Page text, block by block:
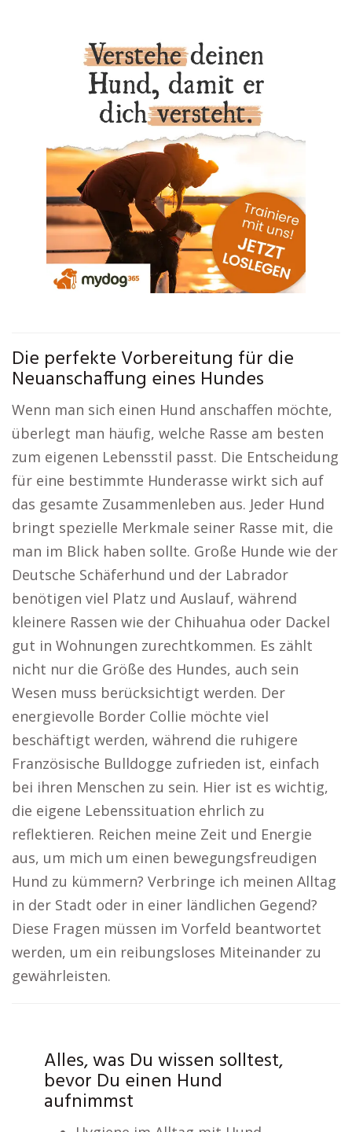
Die perfekte Vorbereitung für die
Neuanschaffung eines Hundes
Wenn man sich einen Hund anschaffen möchte,
überlegt man häufig, welche Rasse am besten
zum eigenen Lebensstil passt. Die Entscheidung
für eine bestimmte Hunderasse wirkt sich auf
das gesamte Zusammenleben aus. Jeder Hund
bringt spezielle Merkmale seiner Rasse mit, die
man im Blick haben sollte. Große Hunde wie der
Deutsche Schäferhund und der Labrador
benötigen viel Platz und Auslauf, während
kleinere Rassen wie der Chihuahua oder Dackel
gut in Wohnungen zurechtkommen. Es zählt
nicht nur die Größe des Hundes, auch sein
Wesen muss berücksichtigt werden. Der
energievolle Border Collie möchte viel
beschäftigt werden, während die ruhigere
Französische Bulldogge zufrieden ist, einfach
bei ihren Menschen zu sein. Hier ist es wichtig,
die eigene Lebenssituation ehrlich zu
reflektieren. Reichen meine Zeit und Energie
aus, um mich um einen bewegungsfreudigen
Hund zu kümmern? Verbringe ich meinen Alltag
in der Stadt oder in einer ländlichen Gegend?
Diese Fragen müssen im Vorfeld beantwortet
werden, um ein reibungsloses Miteinander zu
gewährleisten.
Alles, was Du wissen solltest,
bevor Du einen Hund
aufnimmst